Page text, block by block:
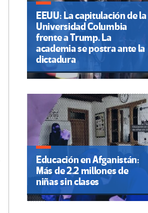
EEUU: La capitulación de la
Universidad Columbia
frente a Trump. La
academia se postra ante la
dictadura
Educación en Afganistán:
Más de 2.2 millones de
niñas sin clases